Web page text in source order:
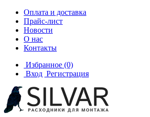
Оплата и доставка
Прайс-лист
Новости
О нас
Контакты
Избранное (0)
Вход Регистрация